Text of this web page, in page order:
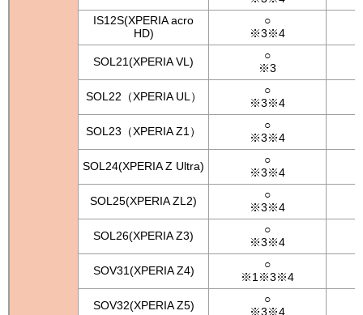
IS12S(XPERIA acro
HD)
○
※3※4
SOL21(XPERIA VL)
○
※3
SOL22（XPERIA UL）
○
※3※4
SOL23（XPERIA Z1）
○
※3※4
SOL24(XPERIA Z Ultra)
○
※3※4
SOL25(XPERIA ZL2)
○
※3※4
SOL26(XPERIA Z3)
○
※3※4
SOV31(XPERIA Z4)
○
※1※3※4
SOV32(XPERIA Z5)
○
※3※4